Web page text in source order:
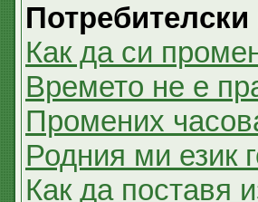
Как да си
Времето не е
Промених
Родния ми език
Как да поставя